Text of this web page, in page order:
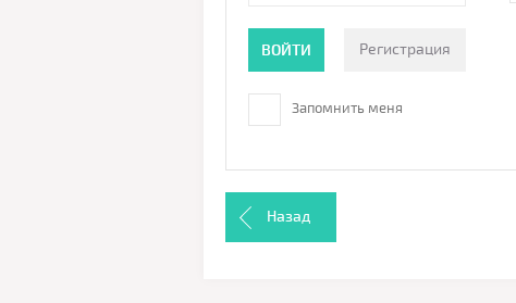
ВОЙТИ Регистрация
Запомнить меня
Назад